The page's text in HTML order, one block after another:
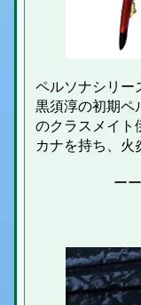
ペルソナシリー
黒須淳の初期ペ
のクラスメイト
カナを持ち、
ー